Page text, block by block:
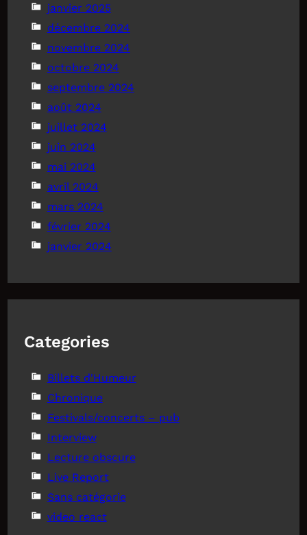
janvier 2025
décembre 2024
novembre 2024
octobre 2024
septembre 2024
août 2024
juillet 2024
juin 2024
mai 2024
avril 2024
mars 2024
février 2024
janvier 2024
Categories
Billets d'Humeur
Chronique
Festivals/concerts – pub
Interview
Lecture obscure
Live Report
Sans catégorie
video react